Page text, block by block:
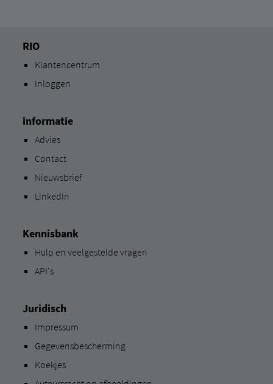
RIO
Klantencentrum
Inloggen
informatie
Advies
Contact
Nieuwsbrief
LinkedIn
Kennisbank
Hulp en veelgestelde vragen
API's
Juridisch
Impressum
Gegevensbescherming
Koekjes